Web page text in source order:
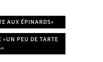
AUX ÉPINARDS»
«UN PEU DE TARTE